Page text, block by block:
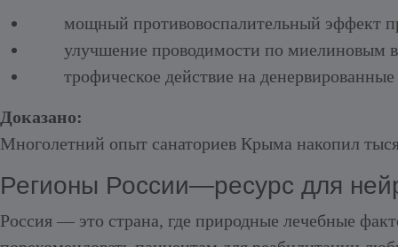
мощный противовоспалительный эффект
улучшение проводимости по миелиновым
трофическое действие на
Доказано:
Многолетний опыт санаториев Крыма накопил
Регионы России—ресурс для
Россия — это страна, где природные лечебные